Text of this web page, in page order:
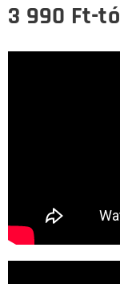
3 990 Ft-